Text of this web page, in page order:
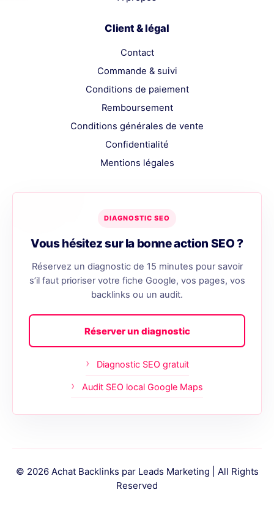
Client & légal
Contact
Commande & suivi
Conditions de paiement
Remboursement
Conditions générales de vente
Confidentialité
Mentions légales
DIAGNOSTIC SEO
Vous hésitez sur la bonne action SEO ?
Réservez un diagnostic de 15 minutes pour savoir
s’il faut prioriser votre fiche Google, vos pages, vos
backlinks ou un audit.
Réserver un diagnostic
Diagnostic SEO gratuit
Audit SEO local Google Maps
© 2026 Achat Backlinks par Leads Marketing | All Rights
Reserved